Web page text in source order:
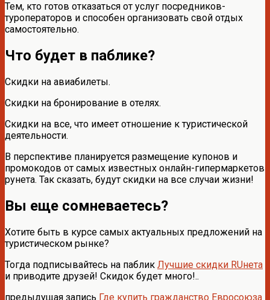
Тем, кто готов отказаться от услуг посредников-
туроператоров и способен организовать свой отдых
самостоятельно.
Что будет в паблике?
Скидки на авиабилеты.
Скидки на бронирование в отелях.
Скидки на все, что имеет отношение к туристической
деятельности.
В перспективе планируется размещение купонов и
промокодов от самых известных онлайн-гипермаркетов
рунета. Так сказать, будут скидки на все случаи жизни!
Вы еще сомневаетесь?
Хотите быть в курсе самых актуальных предложений на
туристическом рынке?
Тогда подписывайтесь на паблик Лучшие скидки RUнета
и приводите друзей! Скидок будет много!..
предыдущая запись Где купить гражданство Евросоюза